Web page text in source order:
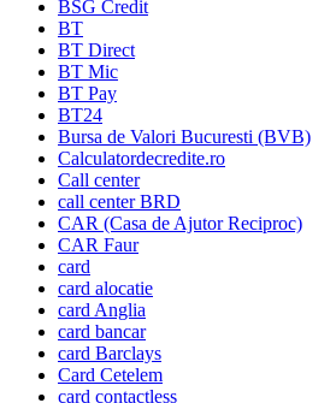
BSG Credit
BT
BT Direct
BT Mic
BT Pay
BT24
Bursa de Valori Bucuresti (BVB)
Calculatordecredite.ro
Call center
call center BRD
CAR (Casa de Ajutor Reciproc)
CAR Faur
card
card alocatie
card Anglia
card bancar
card Barclays
Card Cetelem
card contactless